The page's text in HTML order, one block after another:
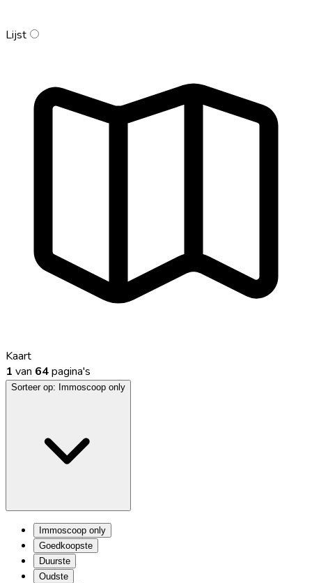
Lijst
Kaart
1 van 64pagina's
Sorteer op: Immoscoop only
Immoscoop only
Goedkoopste
Duurste
Oudste